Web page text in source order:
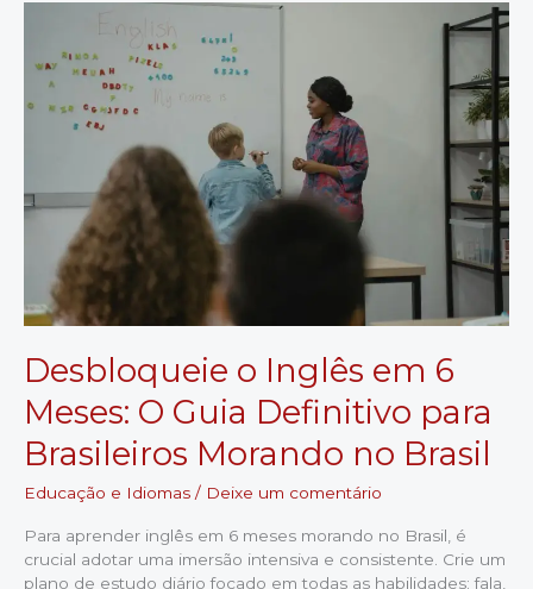
Vocabulário
Todo
Dia
Fluência
Desbloqueie o Inglês em 6
Meses: O Guia Definitivo para
Brasileiros Morando no Brasil
Educação e Idiomas / Deixe um comentário
Para aprender inglês em 6 meses morando no Brasil, é
crucial adotar uma imersão intensiva e consistente. Crie um
plano de estudo diário focado em todas as habilidades: fala,